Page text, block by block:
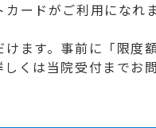
カードがご利用にな
けます。事前に「限
くは当院受付までお